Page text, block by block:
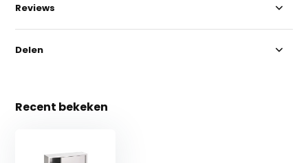
Reviews
Delen
Recent bekeken